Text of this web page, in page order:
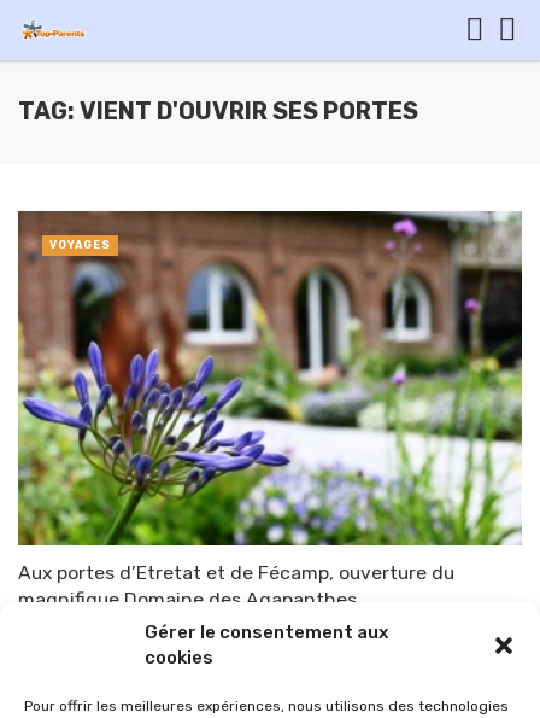
Gérer le consentement aux
cookies
Pour offrir les meilleures expériences, nous utilisons des technologies
TAG: VIENT D'OUVRIR SES PORTES
Aux portes d’Etretat et de Fécamp, ouverture du
magnifique Domaine des Agapanthes
TOP-PARENTS 20 avril 2022
VOYAGES